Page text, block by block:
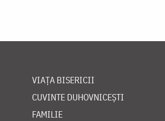
VIAȚA BISERICII
CUVINTE DUHOVNICEȘTI
FAMILIE